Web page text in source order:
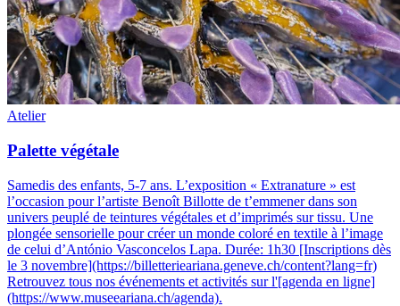
Atelier
Palette végétale
Samedis des enfants, 5-7 ans. L’exposition « Extranature » est
l’occasion pour l’artiste Benoît Billotte de t’emmener dans son
univers peuplé de teintures végétales et d’imprimés sur tissu. Une
plongée sensorielle pour créer un monde coloré en textile à l’image
de celui d’António Vasconcelos Lapa. Durée: 1h30 [Inscriptions dès
le 3 novembre](https://billetterieariana.geneve.ch/content?lang=fr)
Retrouvez tous nos événements et activités sur l'[agenda en ligne]
(https://www.museeariana.ch/agenda).